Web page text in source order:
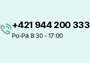
+421 944 200 333
Po-Pá 8:30 - 17:00